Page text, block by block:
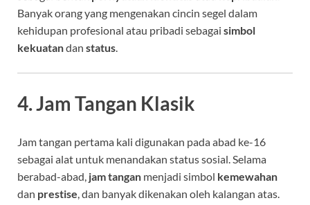
Banyak orang yang mengenakan cincin segel dalam
kehidupan profesional atau pribadi sebagai simbol
kekuatandan status.
4. Jam Tangan Klasik
Jam tangan pertama kali digunakan pada abad ke-16
sebagai alat untuk menandakan status sosial. Selama
berabad-abad, jam tangan menjadi simbol kemewahan
dan prestise, dan banyak dikenakan oleh kalangan atas.